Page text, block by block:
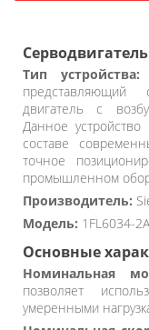
Серводвигатель
Тип устройства:
представляющий
двигатель с
Данное
составе
точное
промышленном
Производитель:
Модель: 1FL6034-
Основные
Номинальная
позволяет
умеренными